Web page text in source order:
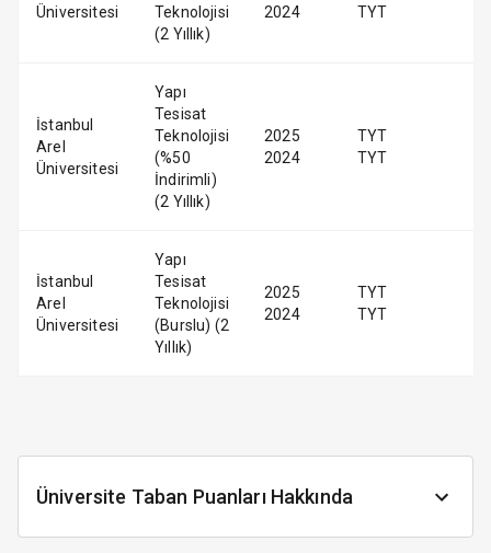
Üniversitesi
Teknolojisi
(2 Yıllık)
2024
TYT
İstanbul
Arel
Üniversitesi
Yapı
Tesisat
Teknolojisi
(%50
İndirimli)
(2 Yıllık)
2025
2024
TYT
TYT
İstanbul
Arel
Üniversitesi
Yapı
Tesisat
Teknolojisi
(Burslu) (2
Yıllık)
2025
2024
TYT
TYT
Üniversite Taban Puanları Hakkında